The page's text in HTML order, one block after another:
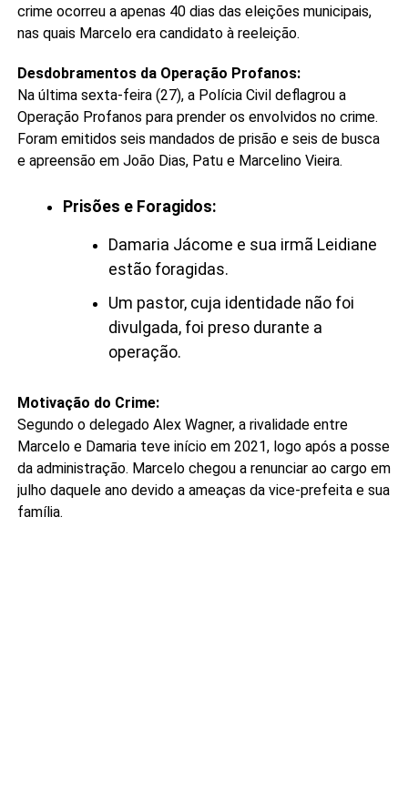
crime ocorreu a apenas 40 dias das eleições municipais,
nas quais Marcelo era candidato à reeleição.
Desdobramentos da Operação Profanos:
Na última sexta-feira (27), a Polícia Civil deflagrou a
Operação Profanos para prender os envolvidos no crime.
Foram emitidos seis mandados de prisão e seis de busca
e apreensão em João Dias, Patu e Marcelino Vieira.
Prisões e Foragidos:
Damaria Jácome e sua irmã Leidiane
estão foragidas.
Um pastor, cuja identidade não foi
divulgada, foi preso durante a
operação.
Motivação do Crime:
Segundo o delegado Alex Wagner, a rivalidade entre
Marcelo e Damaria teve início em 2021, logo após a posse
da administração. Marcelo chegou a renunciar ao cargo em
julho daquele ano devido a ameaças da vice-prefeita e sua
família.